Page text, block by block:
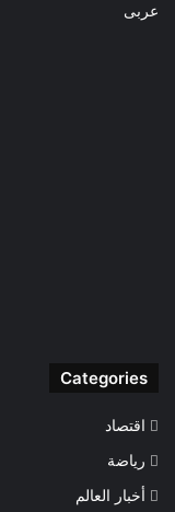
عربى
Categories
اقتصاد
رياضة
أخبار العالم